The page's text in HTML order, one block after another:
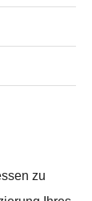
zu